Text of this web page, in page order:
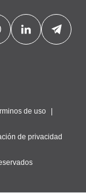
de uso
de privacidad